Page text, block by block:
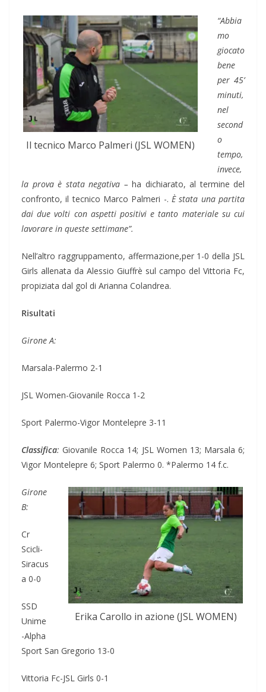
Il tecnico Marco Palmeri (JSL WOMEN)
“Abbia
mo
giocato
bene
per 45’
minuti,
nel
second
o
tempo,
invece,
la prova è stata negativa –ha dichiarato, al termine del
confronto, il tecnico Marco Palmeri -. È stata una partita
dai due volti con aspetti positivi e tanto materiale su cui
lavorare in queste settimane”.
Nell’altro raggruppamento, affermazione,per 1-0 della JSL
Girls allenata da Alessio Giuffrè sul campo del Vittoria Fc,
propiziata dal gol di Arianna Colandrea.
Risultati
Girone A:
Marsala-Palermo 2-1
JSL Women-Giovanile Rocca 1-2
Sport Palermo-Vigor Montelepre 3-11
Classifica: Giovanile Rocca 14; JSL Women 13; Marsala 6;
Vigor Montelepre 6; Sport Palermo 0. *Palermo 14 f.c.
Erika Carollo in azione (JSL WOMEN)
Girone
B:
Cr
Scicli-
Siracus
a 0-0
SSD
Unime
-Alpha
Sport San Gregorio 13-0
Vittoria Fc-JSL Girls 0-1